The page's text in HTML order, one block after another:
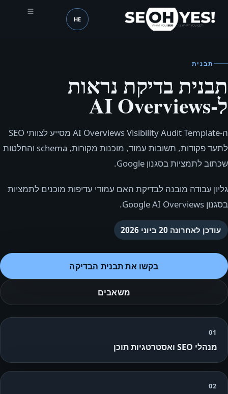
SEOH שפה (mobile header)
HE
תבנית
תבנית בדיקת נראות
ל‑AI Overviews
ה‑AI Overviews Visibility Audit Template מסייע לצוותי SEO
לתעד פקודות, תשובות עמוד, מוכנות מקורות, schema והחלטות
שכתוב לתמציות בסגנון Google.
גליון עבודה מובנה לבדיקת האם עמודי עדיפות מוכנים לתמציות
בסגנון Google AI Overviews.
עודכן לאחרונה 20 ביוני 2026
בקשו את תבנית הבדיקה
משאבים
01
מנהלי SEO ואסטרטגיות תוכן
02